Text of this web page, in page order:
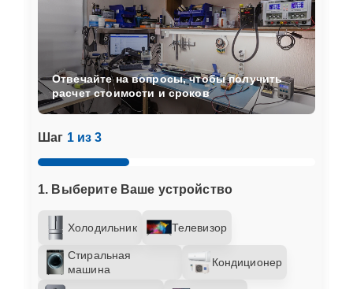
Шаг 1 из 3
1. Выберите Ваше устройство
Холодильник Телевизор
Стиральная
машина
Кондиционер
Отвечайте на вопросы, чтобы получить
расчет стоимости и сроков